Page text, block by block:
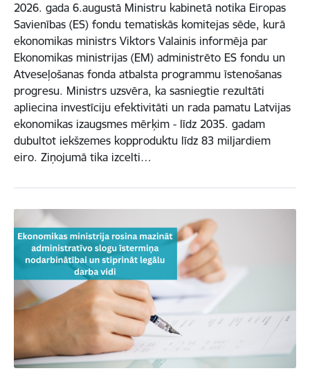
2026. gada 6.augustā Ministru kabinetā notika Eiropas
Savienības (ES) fondu tematiskās komitejas sēde, kurā
ekonomikas ministrs Viktors Valainis informēja par
Ekonomikas ministrijas (EM) administrēto ES fondu un
Atveseļošanas fonda atbalsta programmu īstenošanas
progresu. Ministrs uzsvēra, ka sasniegtie rezultāti
apliecina investīciju efektivitāti un rada pamatu Latvijas
ekonomikas izaugsmes mērķim - līdz 2035. gadam
dubultot iekšzemes kopproduktu līdz 83 miljardiem
eiro. Ziņojumā tika izcelti…